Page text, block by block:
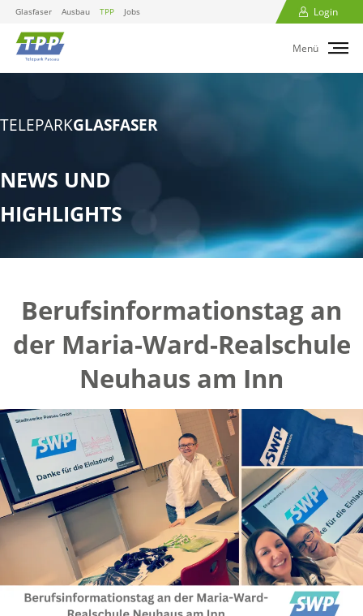
Glasfaser Ausbau TPP Jobs Login
Menü
TELEPARKGLASFASER
NEWS UND
HIGHLIGHTS
Berufsinformationstag an
der Maria-Ward-Realschule
Neuhaus am Inn